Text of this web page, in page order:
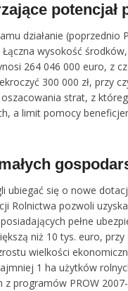
potencjał
działanie (poprzednio
Łączna wysokość
264 046 000 euro, z
300 000 zł, przy
strat, z
a limit pomocy
ubiegać się o nowe
Rolnictwa pozwoli
pełne
niż 10 tys. euro,
wielkości
1 ha użytków
z programów PROW